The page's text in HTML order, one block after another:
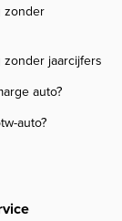
zonder
zonder jaarcijfers
auto?
auto?